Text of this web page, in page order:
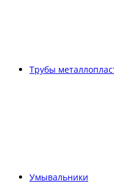
Трубы
Умывальники